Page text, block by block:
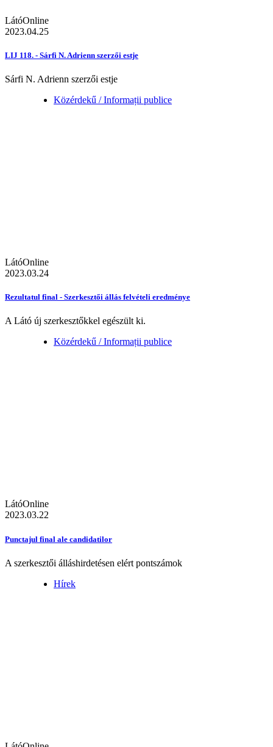
LátóOnline
2023.04.25
LIJ 118. - Sárfi N. Adrienn szerzői estje
Sárfi N. Adrienn szerzői estje
Közérdekű / Informații publice
LátóOnline
2023.03.24
Rezultatul final - Szerkesztői állás felvételi eredménye
A Látó új szerkesztőkkel egészült ki.
Közérdekű / Informații publice
LátóOnline
2023.03.22
Punctajul final ale candidatilor
A szerkesztői álláshirdetésen elért pontszámok
Hírek